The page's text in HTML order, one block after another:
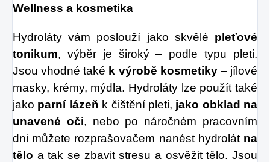
Wellness a kosmetika
Hydroláty vám poslouží jako skvělé pleťové
tonikum, výběr je široký – podle typu pleti.
Jsou vhodné také k výrobě kosmetiky– jílové
masky, krémy, mýdla. Hydroláty lze použít také
jako parní lázeň k čištění pleti, jako obklad na
unavené oči, nebo po náročném pracovním
dni můžete rozprašovačem nanést hydrolát na
tělo a tak se zbavit stresu a osvěžit tělo. Jsou